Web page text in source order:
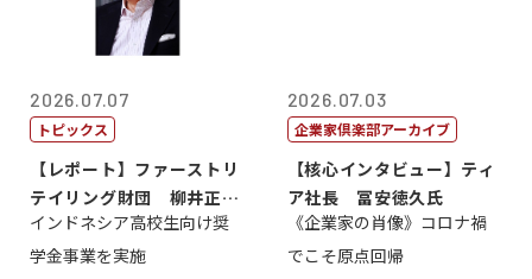
2026.07.07
トピックス
【レポート】ファーストリ
テイリング財団 柳井正
理事長
インドネシア高校生向け奨
学金事業を実施
2026.07.03
企業家倶楽部アーカイブ
【核心インタビュー】ティ
ア社長 冨安徳久氏
《企業家の肖像》コロナ禍
でこそ原点回帰